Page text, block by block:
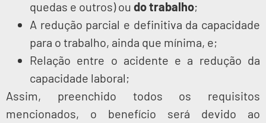
quedas e outros) ou do trabalho;
A redução parcial e definitiva da capacidade
para o trabalho, ainda que mínima, e;
Relação entre o acidente e a redução da
capacidade laboral;
Assim, preenchido todos os requisitos
mencionados, o benefício será devido ao